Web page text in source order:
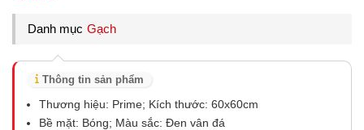
Danh mục Gạch
Thông tin sản phẩm
Thương hiệu: Prime; Kích thước: 60x60cm
Bề mặt: Bóng; Màu sắc: Đen vân đá